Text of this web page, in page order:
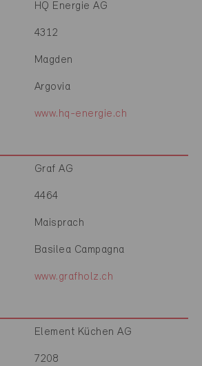
HQ Energie AG
4312
Magden
Argovia
www.hq-energie.ch
Graf AG
4464
Maisprach
Basilea Campagna
www.grafholz.ch
Element Küchen AG
7208